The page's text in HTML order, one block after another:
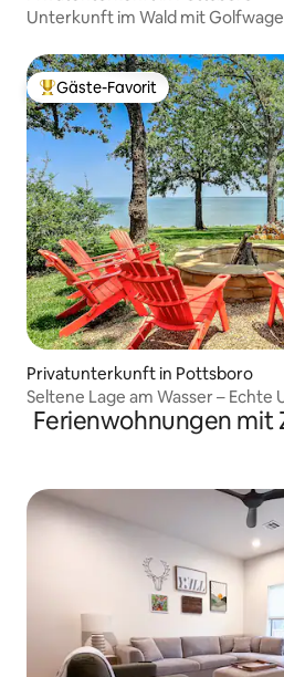
Unterkunft im Wald mit
Beliebter Gäste-Favorit.
Gäste-Favorit
Privatunterkunft in Pottsboro
Seltene Lage am Wasser –
Lake Texoma
Ferienwohnungen mit